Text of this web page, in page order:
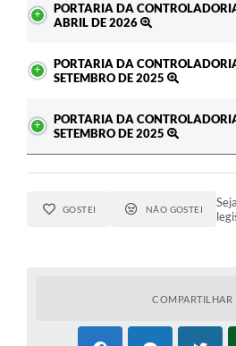
PORTARIA DA
ABRIL DE 2026
PORTARIA DA
SETEMBRO DE 2025
PORTARIA DA
SETEMBRO DE 2025
GOSTEI NÃO GOSTEI
COMPARTILHAR